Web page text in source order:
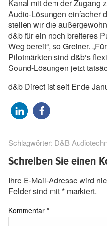
Kanal mit dem der Zugang
Audio-Lösungen einfacher
stellen wir die
d&b für ein noch breiteres
Weg bereit“, so Greiner.
Pilotmärkten sind d&b‘s
Sound-Lösungen jetzt
d&b Direct ist seit Ende
Schlagwörter: D&B
Schreiben Sie einen
Ihre E-Mail-Adresse wird
Felder sind mit* markiert.
Kommentar *